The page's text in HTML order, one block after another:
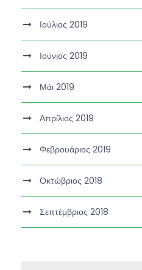
Ιούλιος 2019
Ιούνιος 2019
Μάι 2019
Απρίλιος 2019
Φεβρουάριος 2019
Οκτώβριος 2018
Σεπτέμβριος 2018